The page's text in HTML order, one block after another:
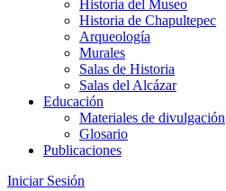
Historia del Museo
Historia de Chapultepec
Arqueología
Murales
Salas de Historia
Salas del Alcázar
Educación
Materiales de divulgación
Glosario
Publicaciones
Iniciar Sesión